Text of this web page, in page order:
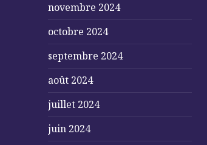
novembre 2024
octobre 2024
septembre 2024
août 2024
juillet 2024
juin 2024